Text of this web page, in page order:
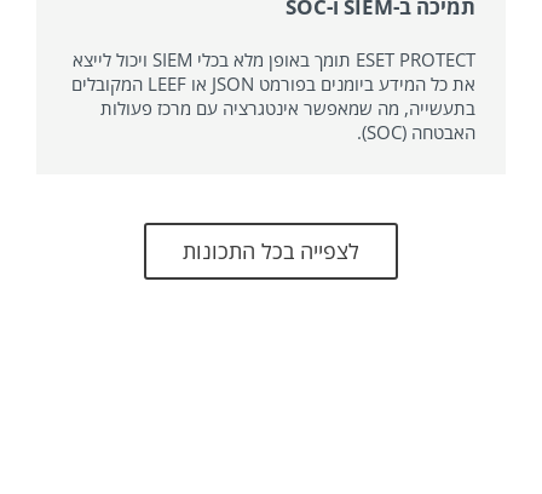
תמיכה ב-SIEM ו-SOC
ESET PROTECT תומך באופן מלא בכלי SIEM ויכול לייצא
את כל המידע ביומנים בפורמט JSON או LEEF המקובלים
בתעשייה, מה שמאפשר אינטגרציה עם מרכז פעולות
האבטחה (SOC).
לצפייה בכל התכונות